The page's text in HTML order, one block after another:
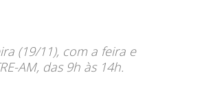
(19/11), com a feira e
AM, das 9h às 14h.